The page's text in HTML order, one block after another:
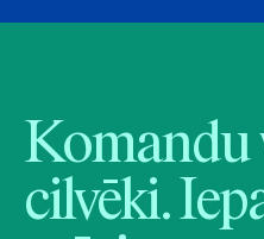
Komandu
cilvēki.